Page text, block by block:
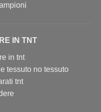
IN TNT
in tnt
tessuto no tessuto
tnt